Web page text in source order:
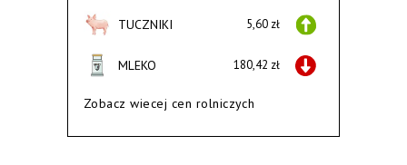
TUCZNIKI 5,60 zł
MLEKO 180,42 zł
Zobacz wiecej cen rolniczych